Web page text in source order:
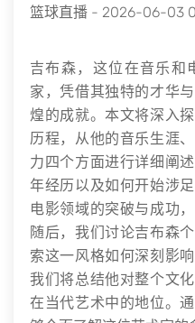
篮球直播 - 2026-06-03
吉布森，这位在音乐和
家，凭借其独特的才华
煌的成就。本文将深入
历程，从他的音乐生涯
力四个方面进行详细阐
年经历以及如何开始涉
电影领域的突破与成功
随后，我们讨论吉布森
索这一风格如何深刻影
我们将总结他对整个文
在当代艺术中的地位。